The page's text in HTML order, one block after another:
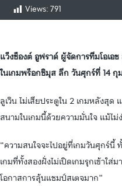
Views:791
แว็งซ็องต์ อูฟราด์ ผู้จัดการทีมโอเ
ในเกมพร็อกซิมุส ลีก วันศุกร์ที่ 14
ลูเวิน ไม่เสียประตูใน 2 เกมหลังสุ
สนามในเกมนี้ด้วยความมั่นใจ แม้ไ
“ความสนใจจะไปอยู่ที่เกมวันศุกร์นี้
เกมที่ทั้งสองฝั่งไม่เปิดเกมรุกเข้าใ
โอกาสการลุ้นแชมป์สเตจมาก”